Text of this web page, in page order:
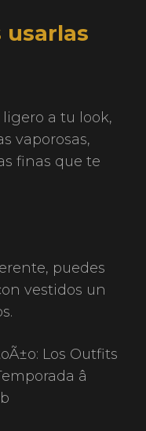
usarlas
a tu look,
vaporosas,
finas que te
puedes
vestidos un